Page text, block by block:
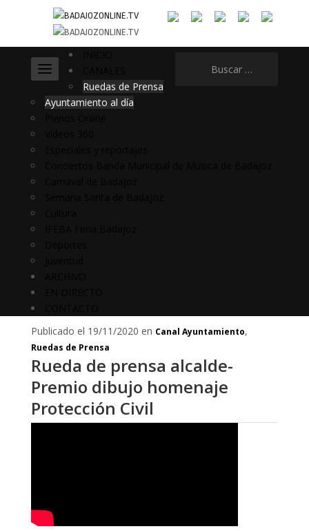
Ruedas de Prensa
Ayuntamiento al día
Publicado el 19/11/2020 en Canal Ayuntamiento,
Ruedas de Prensa
Rueda de prensa alcalde-
Premio dibujo homenaje
Protección Civil